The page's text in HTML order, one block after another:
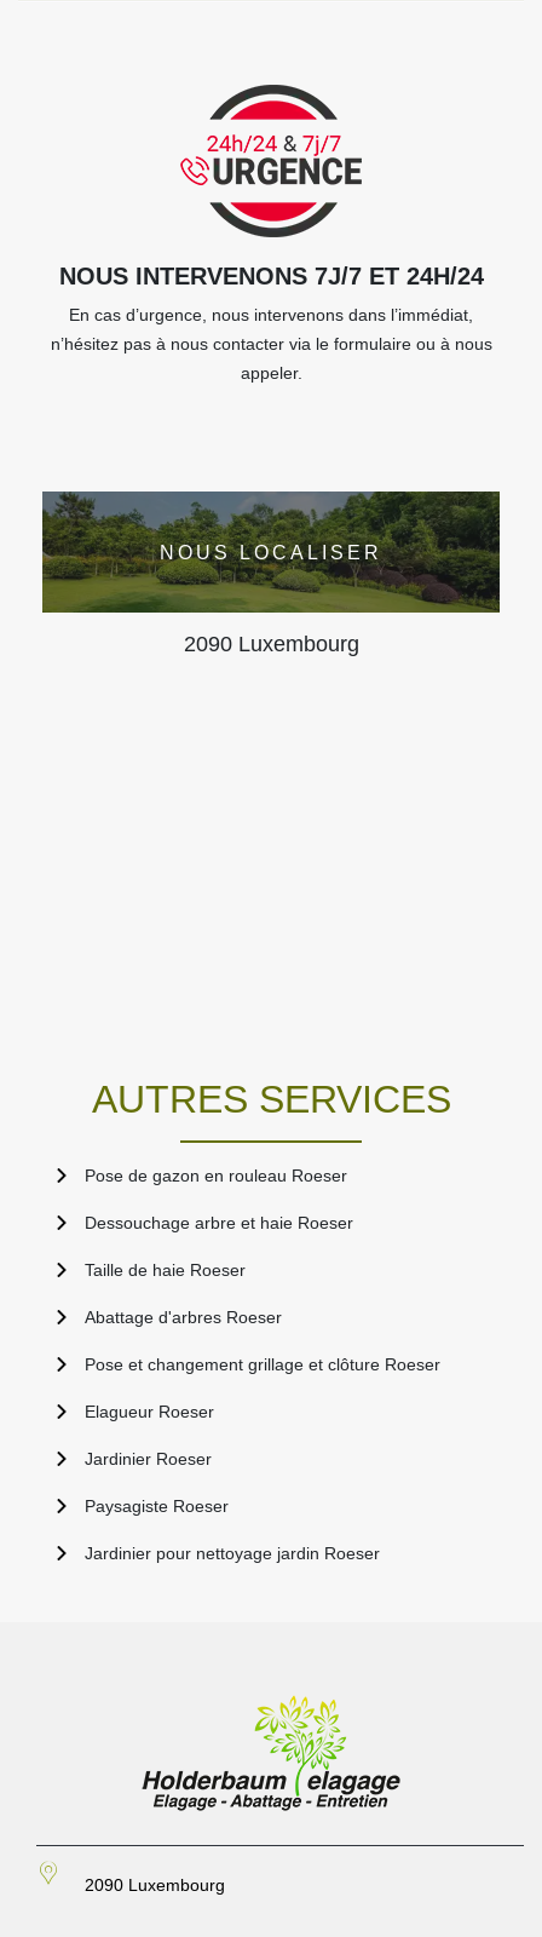
NOUS INTERVENONS 7J/7 ET 24H/24
En cas d’urgence, nous intervenons dans l’immédiat,
n’hésitez pas à nous contacter via le formulaire ou à nous
appeler.
NOUS LOCALISER
2090 Luxembourg
AUTRES SERVICES
Pose de gazon en rouleau Roeser
Dessouchage arbre et haie Roeser
Taille de haie Roeser
Abattage d'arbres Roeser
Pose et changement grillage et clôture Roeser
Elagueur Roeser
Jardinier Roeser
Paysagiste Roeser
Jardinier pour nettoyage jardin Roeser
2090 Luxembourg